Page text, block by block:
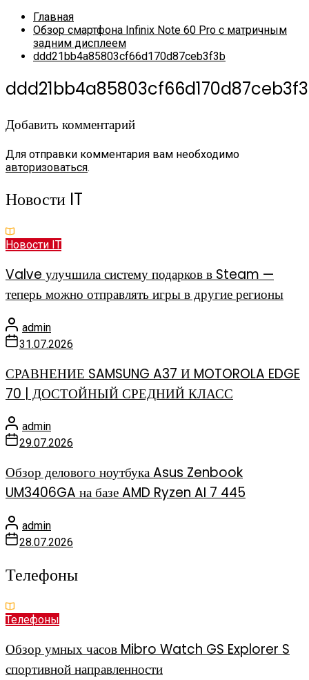
Главная
Обзор смартфона Infinix Note 60 Pro с матричным
задним дисплеем
ddd21bb4a85803cf66d170d87ceb3f3b
Добавить комментарий
Для отправки комментария вам необходимо
авторизоваться.
Новости IT
Новости IT
Valve улучшила систему подарков в Steam —
теперь можно отправлять игры в другие регионы
admin
31.07.2026
СРАВНЕНИЕ SAMSUNG A37 И MOTOROLA EDGE
70 | ДОСТОЙНЫЙ СРЕДНИЙ КЛАСС
admin
29.07.2026
Обзор делового ноутбука Asus Zenbook
UM3406GA на базе AMD Ryzen AI 7 445
admin
28.07.2026
Телефоны
Телефоны
Обзор умных часов Mibro Watch GS Explorer S
спортивной направленности